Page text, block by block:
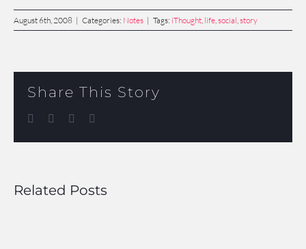
August 6th, 2008 | Categories: Notes | Tags: iThought, life,social,story
Share This Story
Facebook
TwitterLinkedIn
Related Posts